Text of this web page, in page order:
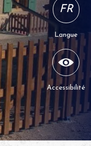
FR
Langue
Accessibilité